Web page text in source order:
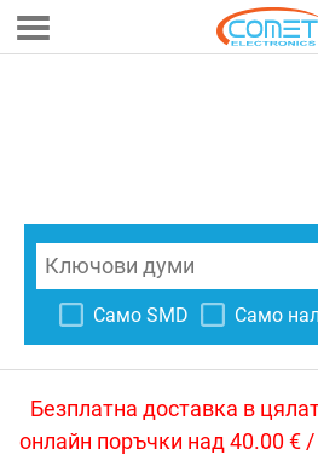
Само SMD Само
Безплатна доставка в
онлайн поръчки над 40.00 €